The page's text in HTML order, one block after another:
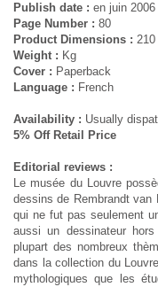
Publish date : en juin 2006
Page Number : 80
Product Dimensions :
Weight : Kg
Cover : Paperback
Language : French
Availability : Usually
5% Off Retail Price
Editorial reviews :
Le musée du Louvre
dessins de Rembrandt van
qui ne fut pas seulement
aussi un dessinateur
plupart des nombreux
dans la collection du
mythologiques que les